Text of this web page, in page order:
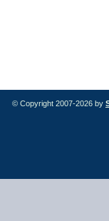
© Copyright 2007-2026 by